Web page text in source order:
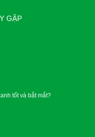
GẶP
tốt và bắt mắt?